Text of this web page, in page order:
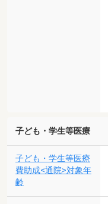
子ども・学生等医療
子ども・学生等医療
費助成<通院>対象年
齢